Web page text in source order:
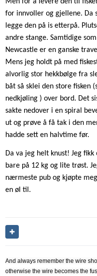
Men for å levere den til
for innvoller og gjellene. Da
legge den på is etterpå.
andre stange. Samtidige
Newcastle er en ganske
Mens jeg holdt på med
alvorlig stor hekkbølge fra
båt så sklei den store fisken
nedkjøling ) over bord. Det
sakte nedover i en spiral
ut og prøve å få tak i den
hadde sett en halvtime før.
Da va jeg helt knust! Jeg
bare på 12 kg og lite trøst.
nærmeste pub og kjøpte
en øl til.
And always remember the wire
otherwise the wire becomes the